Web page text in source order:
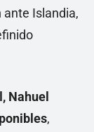
Islandia,
Nahuel
,